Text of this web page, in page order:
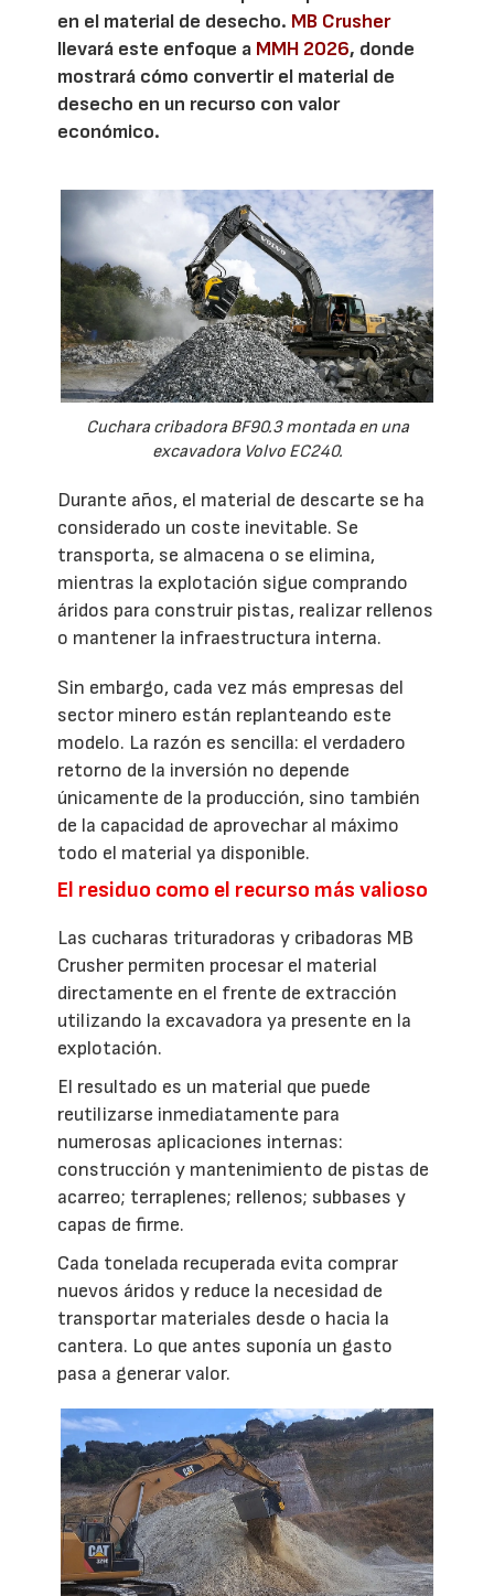
en el material de desecho. MB Crusher
llevará este enfoque a MMH 2026, donde
mostrará cómo convertir el material de
desecho en un recurso con valor
económico.
Cuchara cribadora BF90.3 montada en una
excavadora Volvo EC240.
Durante años, el material de descarte se ha
considerado un coste inevitable. Se
transporta, se almacena o se elimina,
mientras la explotación sigue comprando
áridos para construir pistas, realizar rellenos
o mantener la infraestructura interna.
Sin embargo, cada vez más empresas del
sector minero están replanteando este
modelo. La razón es sencilla: el verdadero
retorno de la inversión no depende
únicamente de la producción, sino también
de la capacidad de aprovechar al máximo
todo el material ya disponible.
El residuo como el recurso más valioso
Las cucharas trituradoras y cribadoras MB
Crusher permiten procesar el material
directamente en el frente de extracción
utilizando la excavadora ya presente en la
explotación.
El resultado es un material que puede
reutilizarse inmediatamente para
numerosas aplicaciones internas:
construcción y mantenimiento de pistas de
acarreo; terraplenes; rellenos; subbases y
capas de firme.
Cada tonelada recuperada evita comprar
nuevos áridos y reduce la necesidad de
transportar materiales desde o hacia la
cantera. Lo que antes suponía un gasto
pasa a generar valor.